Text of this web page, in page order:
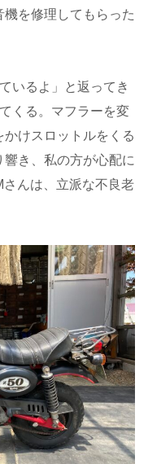
を修理してもらった
いるよ」と返ってき
くる。マフラーを変
けスロットルをくる
き、私の方が心配に
んは、立派な不良老